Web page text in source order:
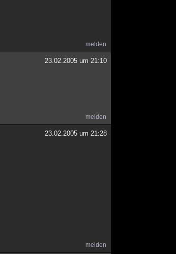
melden
23.02.2005 um 21:10
melden
23.02.2005 um 21:28
melden